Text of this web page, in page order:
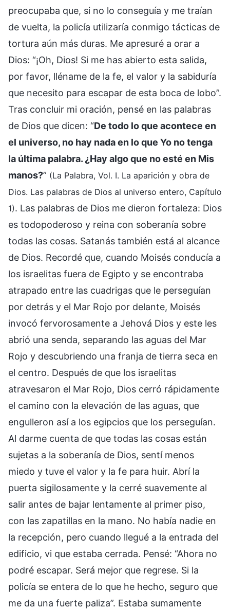
preocupaba que, si no lo conseguía y me traían
de vuelta, la policía utilizaría conmigo tácticas de
tortura aún más duras. Me apresuré a orar a
Dios: “¡Oh, Dios! Si me has abierto esta salida,
por favor, lléname de la fe, el valor y la sabiduría
que necesito para escapar de esta boca de lobo”.
Tras concluir mi oración, pensé en las palabras
de Dios que dicen: “De todo lo que acontece en
el universo, no hay nada en lo que Yo no tenga
la última palabra. ¿Hay algo que no esté en Mis
manos?” (La Palabra, Vol. I. La aparición y obra de
Dios. Las palabras de Dios al universo entero, Capítulo
1). Las palabras de Dios me dieron fortaleza: Dios
es todopoderoso y reina con soberanía sobre
todas las cosas. Satanás también está al alcance
de Dios. Recordé que, cuando Moisés conducía a
los israelitas fuera de Egipto y se encontraba
atrapado entre las cuadrigas que le perseguían
por detrás y el Mar Rojo por delante, Moisés
invocó fervorosamente a Jehová Dios y este les
abrió una senda, separando las aguas del Mar
Rojo y descubriendo una franja de tierra seca en
el centro. Después de que los israelitas
atravesaron el Mar Rojo, Dios cerró rápidamente
el camino con la elevación de las aguas, que
engulleron así a los egipcios que los perseguían.
Al darme cuenta de que todas las cosas están
sujetas a la soberanía de Dios, sentí menos
miedo y tuve el valor y la fe para huir. Abrí la
puerta sigilosamente y la cerré suavemente al
salir antes de bajar lentamente al primer piso,
con las zapatillas en la mano. No había nadie en
la recepción, pero cuando llegué a la entrada del
edificio, vi que estaba cerrada. Pensé: “Ahora no
podré escapar. Será mejor que regrese. Si la
policía se entera de lo que he hecho, seguro que
me da una fuerte paliza”. Estaba sumamente